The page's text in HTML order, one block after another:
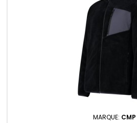
MARQUE: CMP